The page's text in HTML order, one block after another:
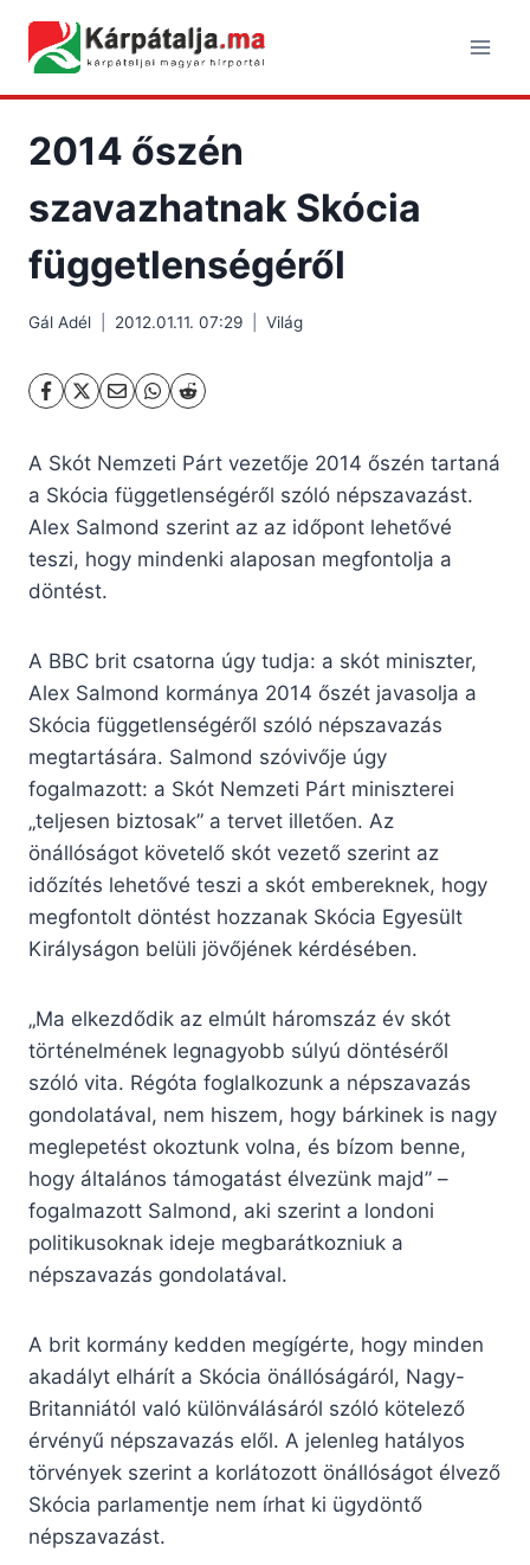
content
2014 őszén
szavazhatnak Skócia
függetlenségéről
Gál Adél 2012.01.11. 07:29 Világ
A Skót Nemzeti Párt vezetője 2014 őszén tartaná
a Skócia függetlenségéről szóló népszavazást.
Alex Salmond szerint az az időpont lehetővé
teszi, hogy mindenki alaposan megfontolja a
döntést.
A BBC brit csatorna úgy tudja: a skót miniszter,
Alex Salmond kormánya 2014 őszét javasolja a
Skócia függetlenségéről szóló népszavazás
megtartására. Salmond szóvivője úgy
fogalmazott: a Skót Nemzeti Párt miniszterei
„teljesen biztosak” a tervet illetően. Az
önállóságot követelő skót vezető szerint az
időzítés lehetővé teszi a skót embereknek, hogy
megfontolt döntést hozzanak Skócia Egyesült
Királyságon belüli jövőjének kérdésében.
„Ma elkezdődik az elmúlt háromszáz év skót
történelmének legnagyobb súlyú döntéséről
szóló vita. Régóta foglalkozunk a népszavazás
gondolatával, nem hiszem, hogy bárkinek is nagy
meglepetést okoztunk volna, és bízom benne,
hogy általános támogatást élvezünk majd” –
fogalmazott Salmond, aki szerint a londoni
politikusoknak ideje megbarátkozniuk a
népszavazás gondolatával.
A brit kormány kedden megígérte, hogy minden
akadályt elhárít a Skócia önállóságáról, Nagy-
Britanniától való különválásáról szóló kötelező
érvényű népszavazás elől. A jelenleg hatályos
törvények szerint a korlátozott önállóságot élvező
Skócia parlamentje nem írhat ki ügydöntő
népszavazást.